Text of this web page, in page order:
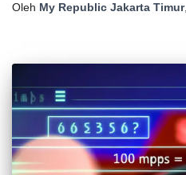
Oleh My Republic Jakarta Timur,